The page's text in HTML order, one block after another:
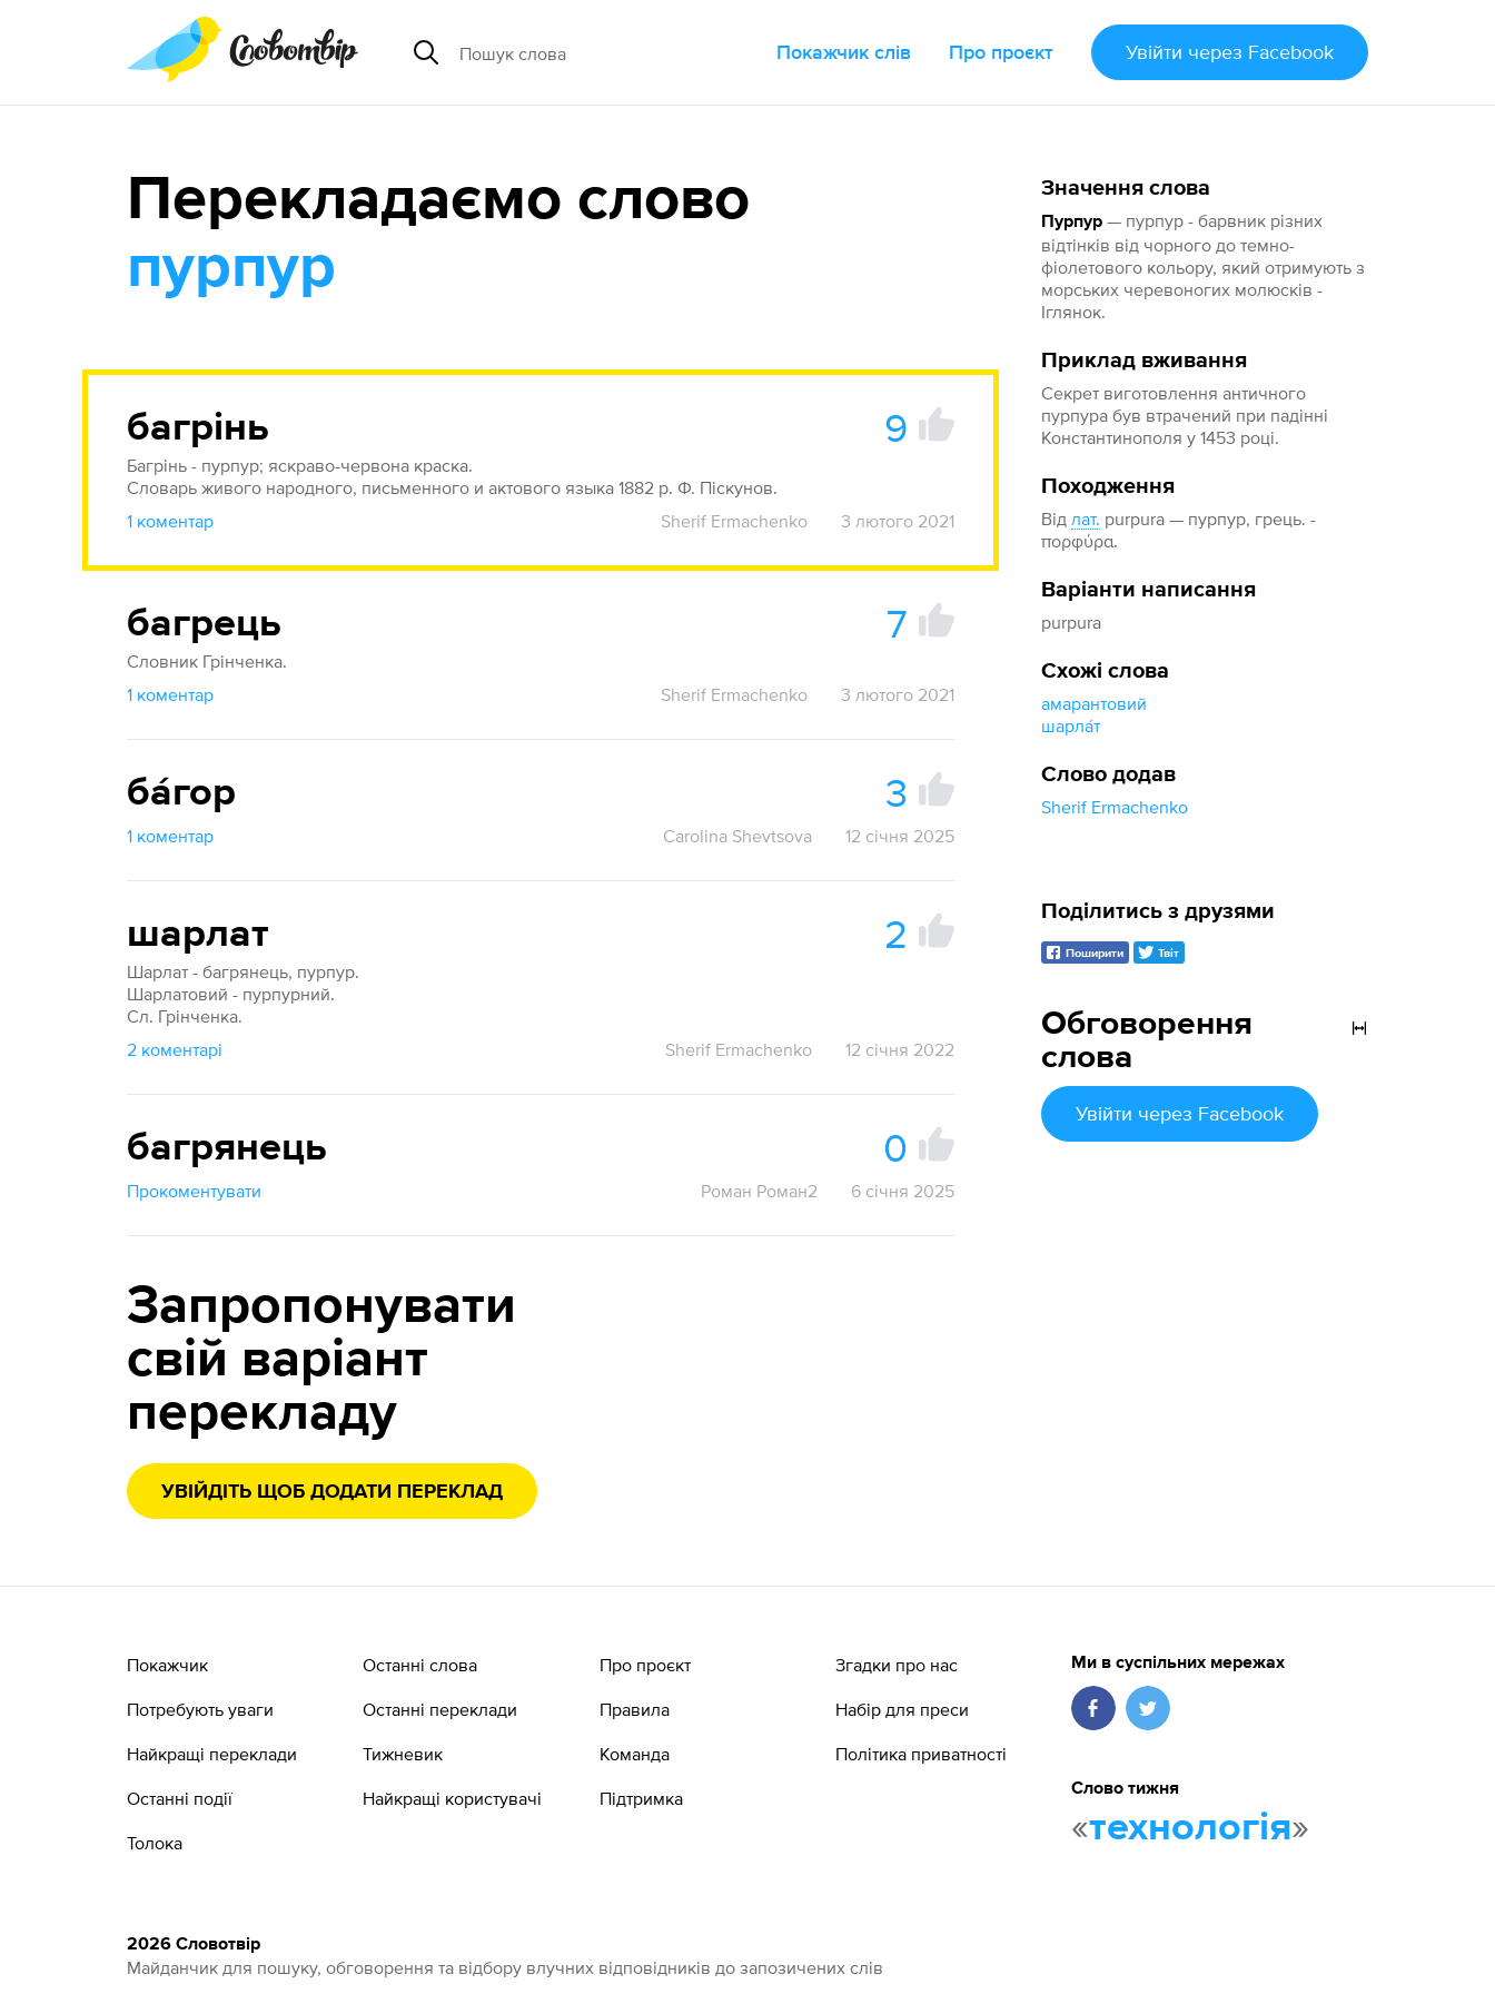
Покажчик слів Про проєкт Увійти через Facebook
Значення слова
Пурпур — пурпур - барвник різних
відтінків від чорного до темно-
фіолетового кольору, який отримують з
морських черевоногих молюсків -
Іглянок.
Приклад вживання
Секрет виготовлення античного
пурпура був втрачений при падінні
Константинополя у 1453 році.
Походження
Від лат. purpura — пурпур, грець. -
πορφύρα.
Варіанти написання
purpura
Схожі слова
амарантовий
шарла́т
Слово додав
Sherif Ermachenko
Перекладаємо слово
пурпур
багрінь 9
Багрінь - пурпур; яскраво-червона краска.
Словарь живого народного, письменного и актового языка 1882 р. Ф. Піскунов.
1 коментар
Sherif Ermachenko 3 лютого 2021
багрець 7
Словник Грінченка.
1 коментар
Sherif Ermachenko 3 лютого 2021
ба́гор 3
1 коментар Carolina Shevtsova 12 січня 2025
шарлат 2
Шарлат - багрянець, пурпур.
Шарлатовий - пурпурний.
Сл. Грінченка.
2 коментарі
Sherif Ermachenko 12 січня 2022
багрянець 0
Прокоментувати Роман Роман2 6 січня 2025
Запропонувати
свій варіант
перекладу
УВІЙДІТЬ ЩОБ ДОДАТИ ПЕРЕКЛАД
Обговорення
слова
Увійти через Facebook
Поділитись з друзями
Поширити Твіт
Покажчик
Потребують уваги
Найкращі переклади
Останні події
Толока
Останні слова
Останні переклади
Тижневик
Найкращі користувачі
Про проєкт
Правила
Команда
Підтримка
Згадки про нас
Набір для преси
Політика приватності
Ми в суспільних мережах
Слово тижня
«технологія»
2026 Словотвір
Майданчик для пошуку, обговорення та відбору влучних відповідників до запозичених слів